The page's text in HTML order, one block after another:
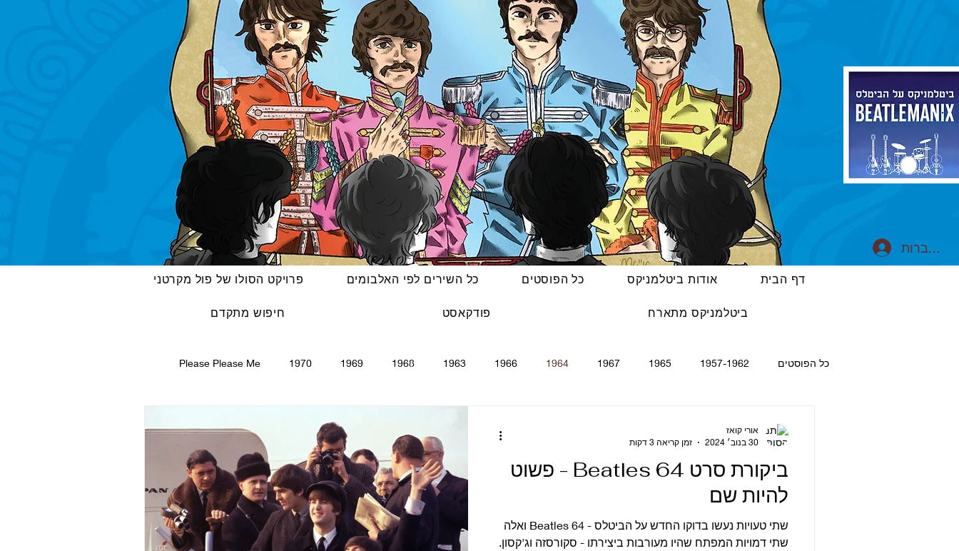
דף הבית אודות ביטלמניקס כל הפוסטים כל השירים לפי האלבומים פרויקט הסולו של פול מקרטני
ביטלמניקס מתארח פודקאסט חיפוש מתקדם
כל הפוסטים 1957-1962
1965
1967
1964
1966
1963
1968
1969
1970
Please Please Me
Revolver
Sgt. Pepper's Lonely Hearts Club Ba
Magical Mystery Tour
The Beatles - White Album
Yellow Submarine
Let It Be סרטים טלוויזיה רדיו
ביקורת סרט Beatles 64 - פשוט
להיות שם
שתי טעויות נעשו בדוקו החדש על הביטלס - Beatles 64 ואלה
שתי דמויות המפתח שהיו מעורבות ביצירתו - סקורסזה וג'קסון.
אורי קואז
30 בנוב׳ 2024
זמן קריאה 3 דקות